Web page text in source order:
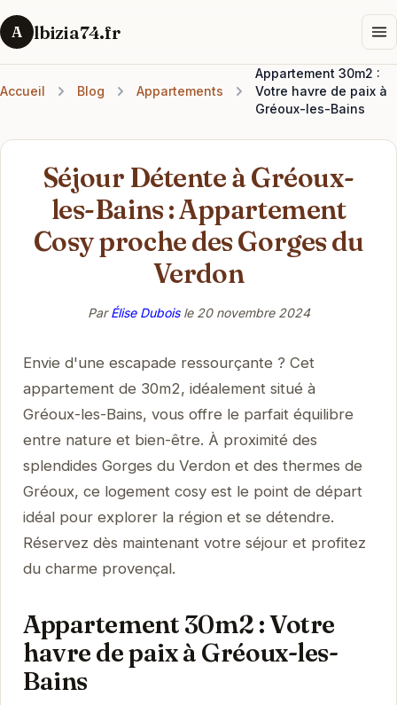
A lbizia74.fr
Accueil Blog Appartements
Appartement 30m2 :
Votre havre de paix à
Gréoux-les-Bains
Séjour Détente à Gréoux-
les-Bains : Appartement
Cosy proche des Gorges du
Verdon
ParÉlise Duboisle 20 novembre 2024
Envie d'une escapade ressourçante ? Cet
appartement de 30m2, idéalement situé à
Gréoux-les-Bains, vous offre le parfait équilibre
entre nature et bien-être. À proximité des
splendides Gorges du Verdon et des thermes de
Gréoux, ce logement cosy est le point de départ
idéal pour explorer la région et se détendre.
Réservez dès maintenant votre séjour et profitez
du charme provençal.
Appartement 30m2 : Votre
havre de paix à Gréoux-les-
Bains